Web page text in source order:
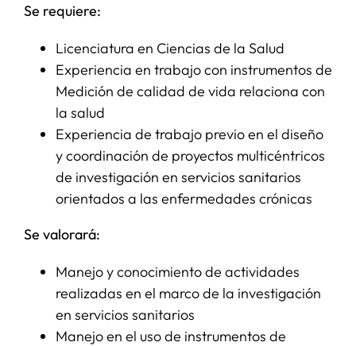
Se requiere:
Licenciatura en Ciencias de la Salud
Experiencia en trabajo con instrumentos de
Medición de calidad de vida relaciona con
la salud
Experiencia de trabajo previo en el diseño
y coordinación de proyectos multicéntricos
de investigación en servicios sanitarios
orientados a las enfermedades crónicas
Se valorará:
Manejo y conocimiento de actividades
realizadas en el marco de la investigación
en servicios sanitarios
Manejo en el uso de instrumentos de